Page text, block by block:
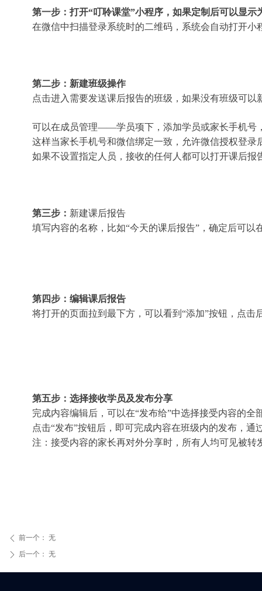
第一步： 打开“叮聆课堂”小程序，如果定制后可以显示
在微信中扫描登录系统时的二维码，系统会自动打开小
第二步： 新建班级操作
点击进入需要发送课后报告的班级，如果没有班级可
可以在成员管理——学员项下，添加学员或家长手机号
这样当家长手机号和微信绑定一致，允许微信授权登
如果 不设置指定人员，接收的任何人都可以打开课后报
第三步： 新建课后报告
填写内容的名称，比如“今天的课后报告”，确定后可
第四步： 编辑课后报告
将打开的页面拉到最下方，可以看到“添加”按钮，点
第五步： 选择接收学员及发布分享
完成内容编辑后，可以在“发布给”中选择接受内容的全
点击“发布”按钮后，即可完成内容在班级内的发布，
注：接受内容的家长再对外分享时，所有人均可见被转
ꄴ 前一个： 无
ꄲ 后一个： 无